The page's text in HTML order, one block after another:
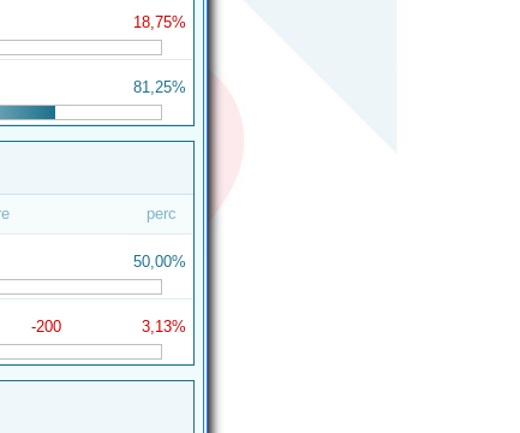
18,75%
81,25%
perc
50,00%
-200 3,13%